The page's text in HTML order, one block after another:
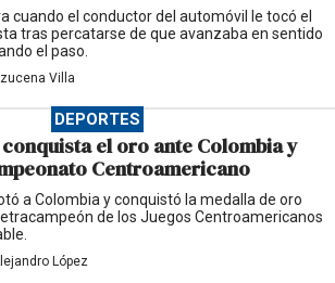
cuando el conductor del automóvil le tocó el
tras percatarse de que avanzaba en sentido
el paso.
Villa
DEPORTES
el oro ante Colombia y
Centroamericano
a Colombia y conquistó la medalla de oro
de los Juegos Centroamericanos
López